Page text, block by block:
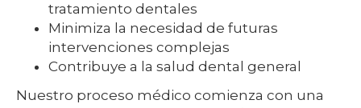
tratamiento dentales
Minimiza la necesidad de futuras
intervenciones complejas
Contribuye a la salud dental general
Nuestro proceso médico comienza con una